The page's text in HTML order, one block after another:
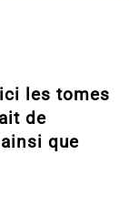
les tomes
de
que